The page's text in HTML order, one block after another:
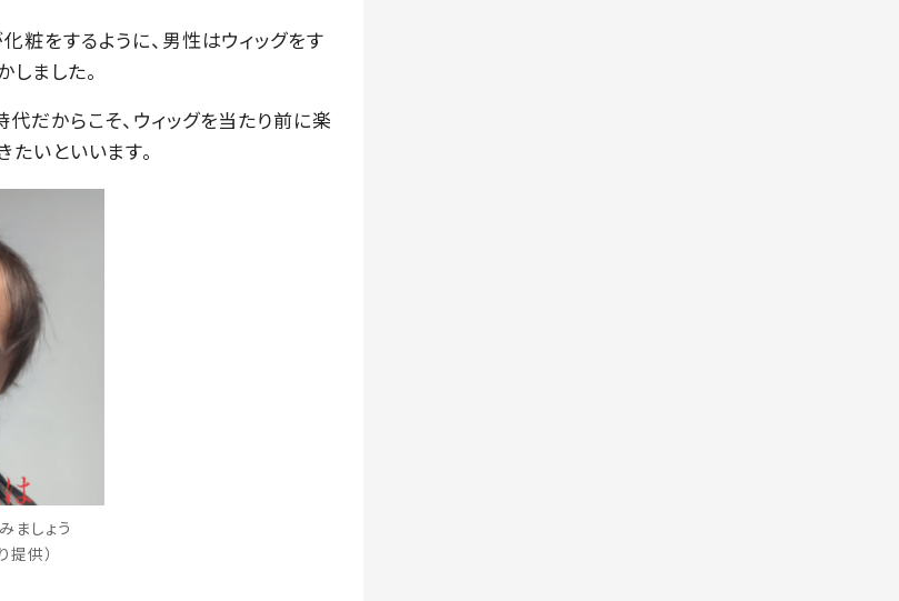
粧をするように、男性はウィッグをす
ました。
だからこそ、ウィッグを当たり前に楽
たいといいます。
ましょう
供）